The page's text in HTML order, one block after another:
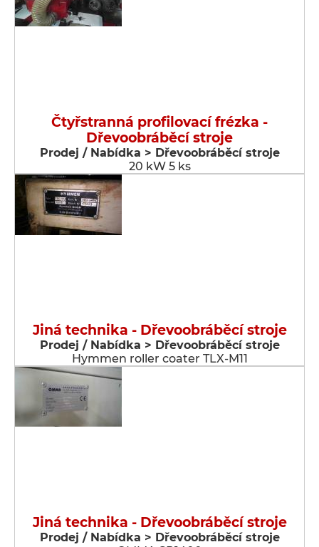
Čtyřstranná profilovací frézka -
Dřevoobráběcí stroje
Prodej / Nabídka > Dřevoobráběcí stroje
20 kW 5 ks
Jiná technika - Dřevoobráběcí stroje
Prodej / Nabídka > Dřevoobráběcí stroje
Hymmen roller coater TLX-M11
Jiná technika - Dřevoobráběcí stroje
Prodej / Nabídka > Dřevoobráběcí stroje